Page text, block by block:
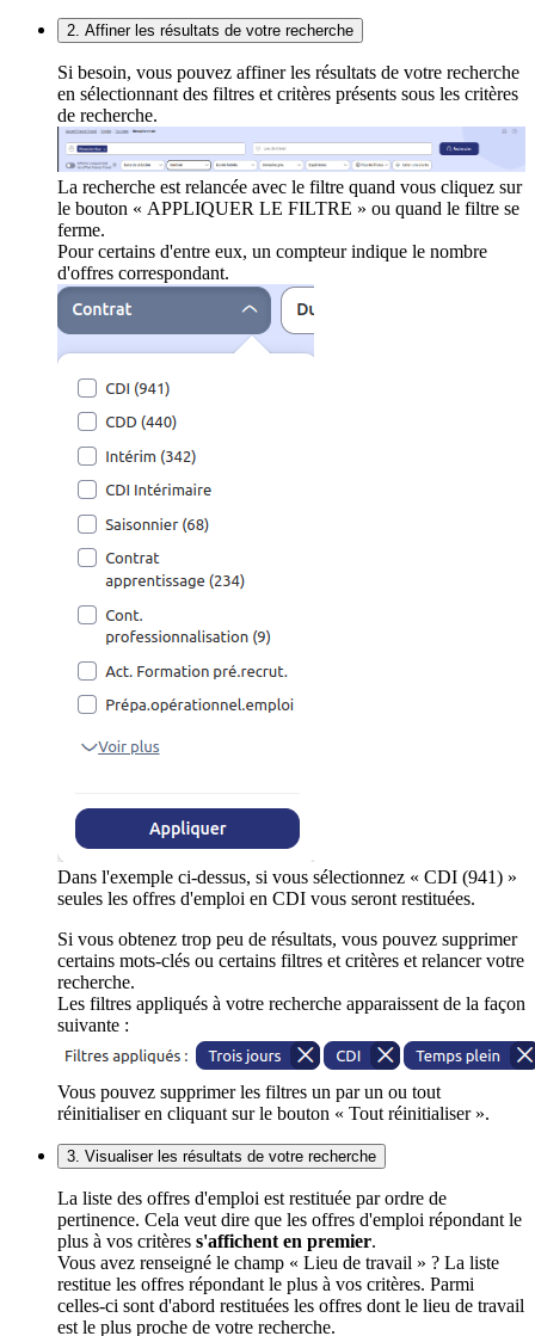
2. Affiner les résultats de votre recherche
Si besoin, vous pouvez affiner les résultats de votre recherche
en sélectionnant des filtres et critères présents sous les critères
de recherche.
La recherche est relancée avec le filtre quand vous cliquez sur
le bouton « APPLIQUER LE FILTRE » ou quand le filtre se
ferme.
Pour certains d'entre eux, un compteur indique le nombre
d'offres correspondant.
Dans l'exemple ci-dessus, si vous sélectionnez « CDI (941) »
seules les offres d'emploi en CDI vous seront restituées.
Si vous obtenez trop peu de résultats, vous pouvez supprimer
certains mots-clés ou certains filtres et critères et relancer votre
recherche.
Les filtres appliqués à votre recherche apparaissent de la façon
suivante :
Vous pouvez supprimer les filtres un par un ou tout
réinitialiser en cliquant sur le bouton « Tout réinitialiser ».
3. Visualiser les résultats de votre recherche
La liste des offres d'emploi est restituée par ordre de
pertinence. Cela veut dire que les offres d'emploi répondant le
plus à vos critères s'affichent en premier.
Vous avez renseigné le champ « Lieu de travail » ? La liste
restitue les offres répondant le plus à vos critères. Parmi
celles-ci sont d'abord restituées les offres dont le lieu de travail
est le plus proche de votre recherche.